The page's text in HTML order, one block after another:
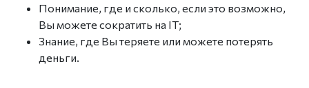
Понимание, где и сколько, если это возможно,
Вы можете сократить на IT;
Знание, где Вы теряете или можете потерять
деньги.